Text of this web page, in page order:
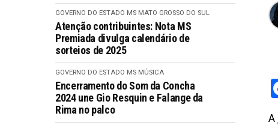
GOVERNO DO ESTADO MS MATO GROSSO DO SUL
Atenção contribuintes: Nota MS
Premiada divulga calendário de
sorteios de 2025
GOVERNO DO ESTADO MS MÚSICA
Encerramento do Som da Concha
2024 une Gio Resquin e Falange da
Rima no palco
A